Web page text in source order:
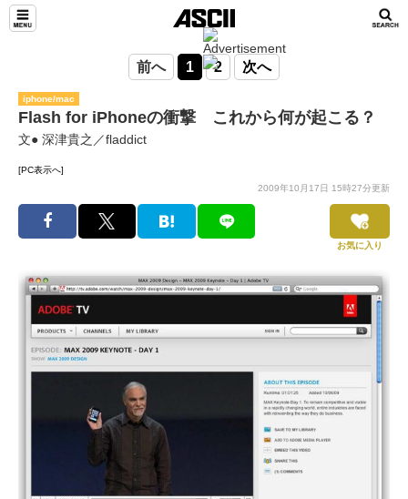
前へ 1 2 次へ
iphone/mac
Flash for iPhoneの衝撃 これから何が起こる？
文● 深津貴之／fladdict
[PC表示へ]
2009年10月17日 15時27分更新
お気に入り